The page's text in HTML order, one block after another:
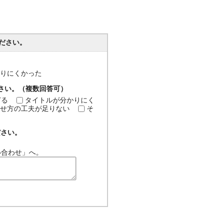
さい。
にくかった
。（複数回答可）
タイトルが分かりにく
方の工夫が足りない
そ
い。
わせ」へ。